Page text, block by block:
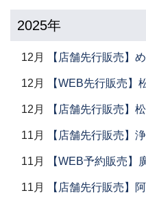
2025年
12月 【店舗先行販売】
12月 【WEB先行販売】
12月 【店舗先行販売】
11月 【店舗先行販売】
11月 【WEB予約販売】
11月 【店舗先行販売】